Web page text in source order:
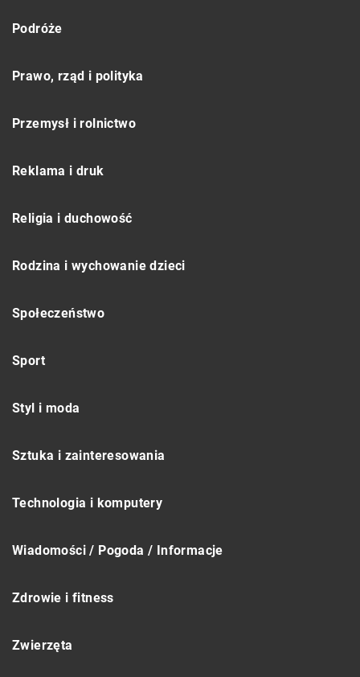
Podróże
Prawo, rząd i polityka
Przemysł i rolnictwo
Reklama i druk
Religia i duchowość
Rodzina i wychowanie dzieci
Społeczeństwo
Sport
Styl i moda
Sztuka i zainteresowania
Technologia i komputery
Wiadomości / Pogoda / Informacje
Zdrowie i fitness
Zwierzęta